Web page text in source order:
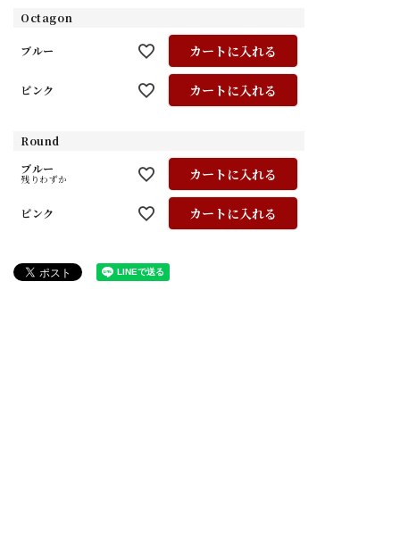
Octagon
ブルー カートに入れる
ピンク カートに入れる
Round
ブルー
残りわずか カートに入れる
ピンク カートに入れる